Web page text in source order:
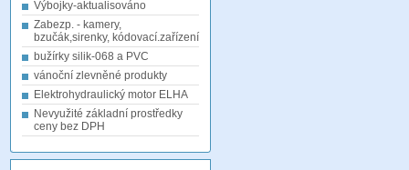
Výbojky-aktualisováno
Zabezp. - kamery,
bzučák,sirenky, kódovací.zařízení
bužírky silik-068 a PVC
vánoční zlevněné produkty
Elektrohydraulický motor ELHA
Nevyužité základní prostředky
ceny bez DPH